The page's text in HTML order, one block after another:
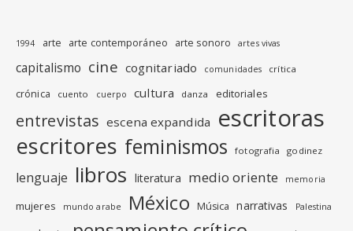
1994 arte arte contemporáneo arte sonoro artes vivas
capitalismo cine cognitariado comunidades crítica
crónica cuento cuerpo cultura danza editoriales
entrevistas escena expandida escritoras
escritores feminismos fotografia godinez
lenguaje libros literatura medio oriente memoria
mujeres mundo arabe México Música narrativas Palestina